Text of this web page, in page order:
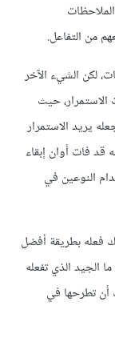
من التفاعل.
لكن الشيء الآخر
حيث
يريد الاستمرار
قد فات أوان إبقاء
النوعين في
فعله بطريقة أفضل
الجيد الذي تفعله
أن تطرحها في